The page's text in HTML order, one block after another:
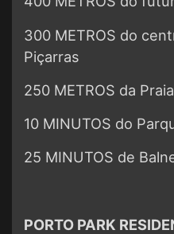
300 METROS do
Piçarras
250 METROS da
10 MINUTOS do
25 MINUTOS de
PORTO PARK